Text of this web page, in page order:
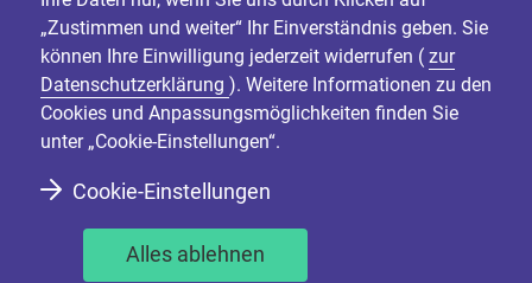
„Zustimmen und weiter“ Ihr Einverständnis geben. Sie
können Ihre Einwilligung jederzeit widerrufen ( zur
Datenschutzerklärung ). Weitere Informationen zu den
Cookies und Anpassungsmöglichkeiten finden Sie
unter „Cookie-Einstellungen“.
Cookie-Einstellungen
Alles ablehnen